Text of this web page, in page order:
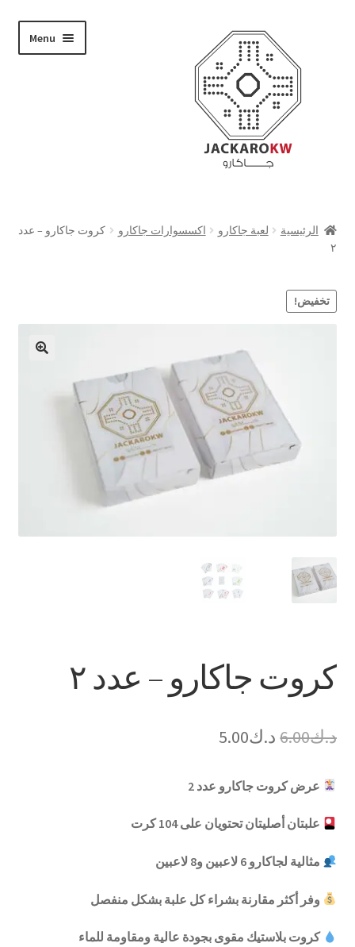
navigation
content
Menu
من نحن
حسابي
الرئيسية لعبة جاكارو اكسسوارات جاكارو
كروت جاكارو – عدد
٢
تخفيض!
كروت جاكارو – عدد ٢
د.ك6.00 السعر
هو:
د.ك6.00.
د.ك5.00السعر
هو:
د.ك5.00.
عرض كروت جاكارو عدد 2
علبتان أصليتان تحتويان على 104 كرت
مثالية لجاكارو 6 لاعبين و8 لاعبين
وفر أكثر مقارنة بشراء كل علبة بشكل منفصل
كروت بلاستيك مقوى بجودة عالية ومقاومة للماء